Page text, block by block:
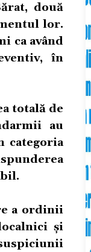
două
lor.
ca având
în
totală de
au
categoria
a ordinii
și